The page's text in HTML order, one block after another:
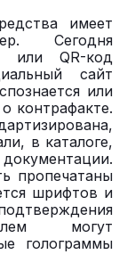
имеет
Сегодня
или QR-код
сайт
или
контрафакте.
в каталоге,
пропечатаны
шрифтов и
могут
голограммы